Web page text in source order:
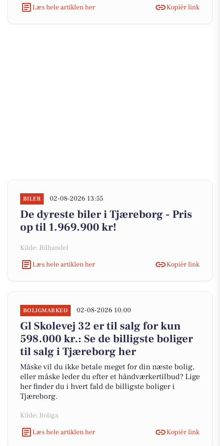
Læs hele artiklen her Kopiér link
BILER 02-08-2026 13:55
De dyreste biler i Tjæreborg - Pris
op til 1.969.900 kr!
Kilde: Bilhandel
Læs hele artiklen her
Kopiér link
BOLIGMARKED 02-08-2026 10:00
Gl Skolevej 32 er til salg for kun
598.000 kr.: Se de billigste boliger
til salg i Tjæreborg her
Måske vil du ikke betale meget for din næste bolig,
eller måske leder du efter et håndværkertilbud? Lige
her finder du i hvert fald de billigste boliger i
Tjæreborg.
Kilde: Boliga
Læs hele artiklen her
Kopiér link